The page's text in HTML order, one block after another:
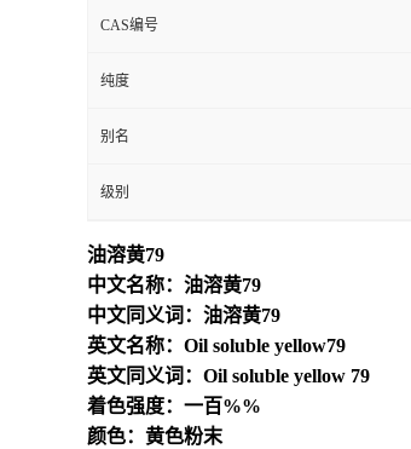
CAS编号
纯度
别名
级别
油溶黄79
中文名称：油溶黄79
中文同义词：油溶黄79
英文名称：Oil soluble yellow79
英文同义词：Oil soluble yellow 79
着色强度：一百%%
颜色：黄色粉末